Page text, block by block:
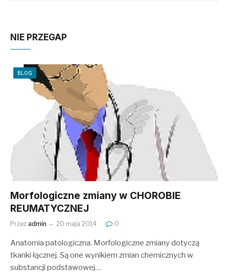
NIE PRZEGAP
BLOG
Morfologiczne zmiany w CHOROBIE
REUMATYCZNEJ
Przez admin 20 maja 2014 0
Anatomia patologiczna. Morfologiczne zmiany dotyczą
tkanki łącznej. Są one wynikiem zmian chemicznych w
substancji podstawowej…